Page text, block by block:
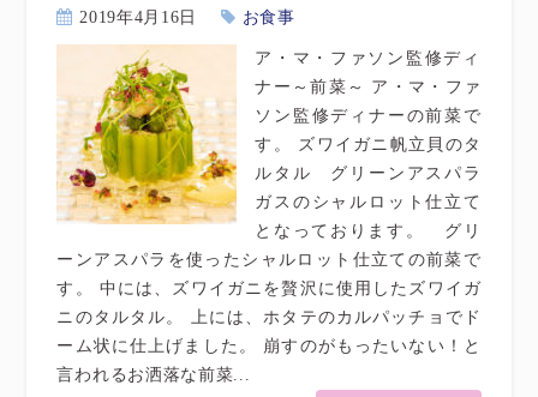
2019年4月16日 お食事
ア・マ・ファソン監修ディ
ナー～前菜～ ア・マ・ファ
ソン監修ディナーの前菜で
す。 ズワイガニ帆立貝のタ
ルタル グリーンアスパラ
ガスのシャルロット仕立て
となっております。 グリ
ーンアスパラを使ったシャルロット仕立ての前菜で
す。 中には、ズワイガニを贅沢に使用したズワイガ
ニのタルタル。 上には、ホタテのカルパッチョでド
ーム状に仕上げました。 崩すのがもったいない！と
言われるお洒落な前菜...